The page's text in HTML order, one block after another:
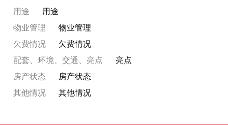
用途
用途
物业管理
物业管理
欠费情况
欠费情况
配套、环境、交通、亮点
亮点
房产状态
房产状态
其他情况
其他情况